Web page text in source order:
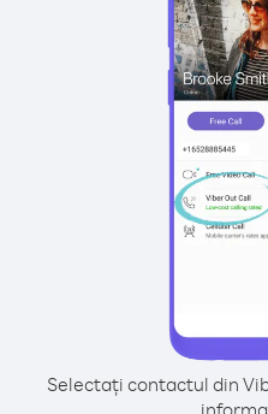
Selectați contactul din